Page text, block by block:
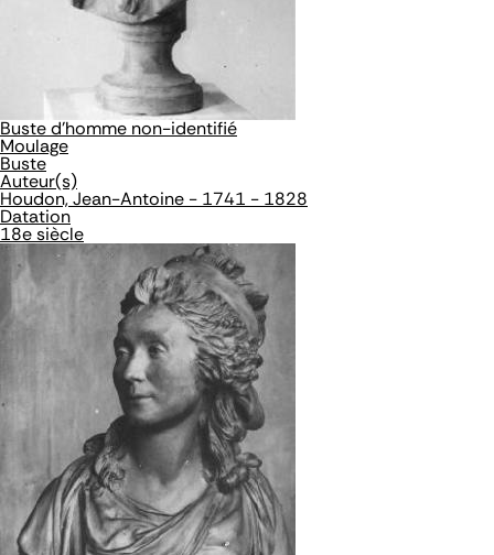
Buste d'homme non-identifié
Moulage
Buste
Auteur(s)
Houdon, Jean-Antoine - 1741 - 1828
Datation
18e siècle